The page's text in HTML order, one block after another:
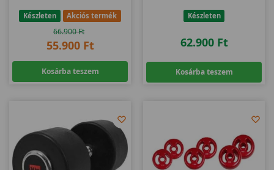
Készleten Akciós termék
66.900Ft
55.900 Ft
Kosárba teszem
Készleten
62.900 Ft
Kosárba teszem